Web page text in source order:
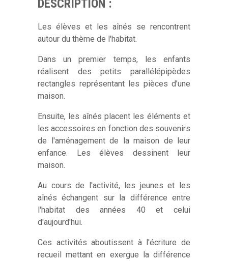
DESCRIPTION :
Les élèves et les aînés se rencontrent
autour du thème de l'habitat.
Dans un premier temps, les enfants
réalisent des petits parallélépipèdes
rectangles représentant les pièces d’une
maison.
Ensuite, les aînés placent les éléments et
les accessoires en fonction des souvenirs
de l'aménagement de la maison de leur
enfance. Les élèves dessinent leur
maison.
Au cours de l'activité, les jeunes et les
aînés échangent sur la différence entre
l'habitat des années 40 et celui
d'aujourd'hui.
Ces activités aboutissent à l'écriture de
recueil mettant en exergue la différence